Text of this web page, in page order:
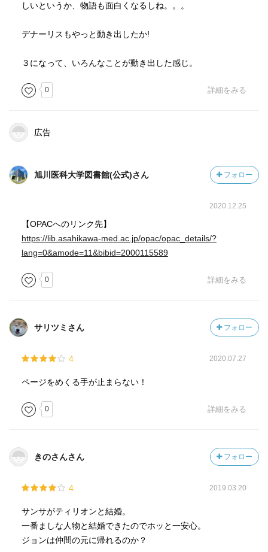
しいというか、物語も面白くなるしね。。。
デナーリスもやっと動き出したか!
３になって、いろんなことが動き出した感じ。
0 詳細をみる
広告
旭川医科大学図書館(公式)さん フォロー
2020.12.25
【OPACへのリンク先】
https://lib.asahikawa-med.ac.jp/opac/opac_details/?
lang=0&amode=11&bibid=2000115589
0 詳細をみる
サリツミさん フォロー
4 2020.07.27
ページをめくる手が止まらない！
0 詳細をみる
きのさんさん フォロー
4 2019.03.20
サンサがティリオンと結婚。
一番ましな人物と結婚できたのでホッと一安心。
ジョンは仲間の元に帰れるのか？